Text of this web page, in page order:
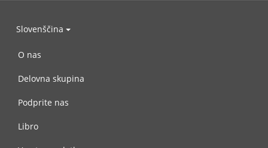
Slovenščina
O nas
Delovna skupina
Podprite nas
Libro